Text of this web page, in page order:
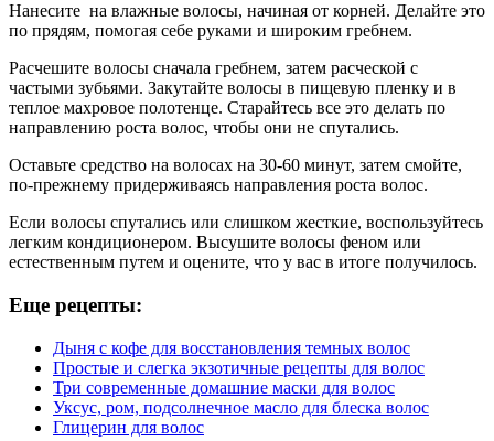
Нанесите на влажные волосы, начиная от корней. Делайте это
по прядям, помогая себе руками и широким гребнем.
Расчешите волосы сначала гребнем, затем расческой с
частыми зубьями. Закутайте волосы в пищевую пленку и в
теплое махровое полотенце. Старайтесь все это делать по
направлению роста волос, чтобы они не спутались.
Оставьте средство на волосах на 30-60 минут, затем смойте,
по-прежнему придерживаясь направления роста волос.
Если волосы спутались или слишком жесткие, воспользуйтесь
легким кондиционером. Высушите волосы феном или
естественным путем и оцените, что у вас в итоге получилось.
Еще рецепты:
Дыня с кофе для восстановления темных волос
Простые и слегка экзотичные рецепты для волос
Три современные домашние маски для волос
Уксус, ром, подсолнечное масло для блеска волос
Глицерин для волос